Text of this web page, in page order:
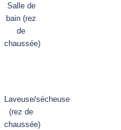
Salle de
bain (rez
de
chaussée)
Laveuse/sécheuse
(rez de
chaussée)